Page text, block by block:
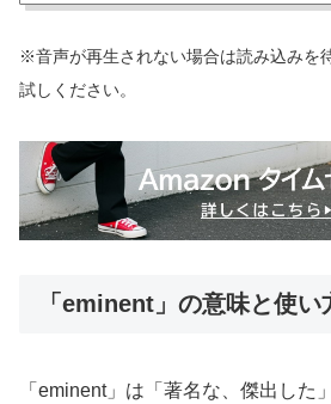
※音声が再生されない場合は読み込みを
試しください。
「eminent」の意味と使い
「eminent」は「著名な、傑出した